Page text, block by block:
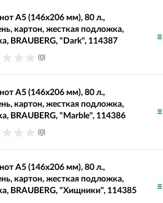
А5 (146х206 мм), 80 л.,
картон, жесткая подложка,
BRAUBERG, "Dark", 114387
(0)
А5 (146х206 мм), 80 л.,
картон, жесткая подложка,
BRAUBERG, "Marble", 114386
(0)
А5 (146х206 мм), 80 л.,
картон, жесткая подложка,
BRAUBERG, "Хищники", 114385